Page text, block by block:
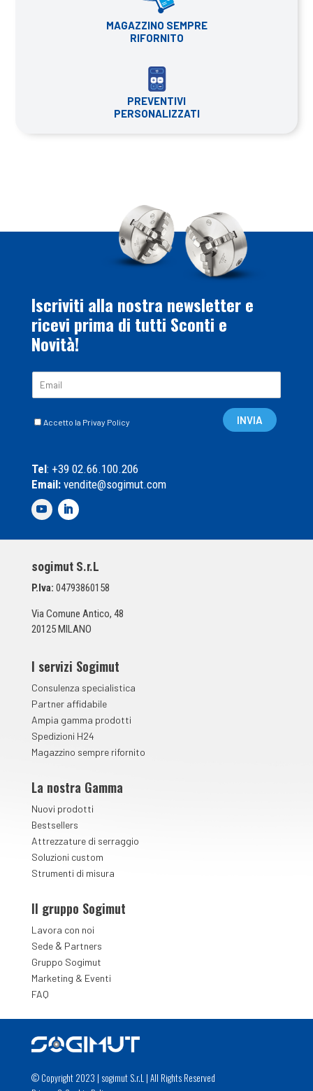
MAGAZZINO SEMPRE
RIFORNITO
PREVENTIVI
PERSONALIZZATI
Iscriviti alla nostra newsletter e
ricevi prima di tutti Sconti e
Novità!
C
l
e
d
S
u
n
a
*
Accetto la Privay Policy INVIA
Tel: +39 02.66.100.206
Email:vendite@sogimut.com
sogimut S.r.L
P.Iva: 04793860158
Via Comune Antico, 48
20125 MILANO
I servizi Sogimut
Consulenza specialistica
Partner affidabile
Ampia gamma prodotti
Spedizioni H24
Magazzino sempre rifornito
La nostra Gamma
Nuovi prodotti
Bestsellers
Attrezzature di serraggio
Soluzioni custom
Strumenti di misura
Il gruppo Sogimut
Lavora con noi
Sede& Partners
Gruppo Sogimut
Marketing & Eventi
FAQ
© Copyright 2023 | sogimut S.r.L | All Rights Reserved